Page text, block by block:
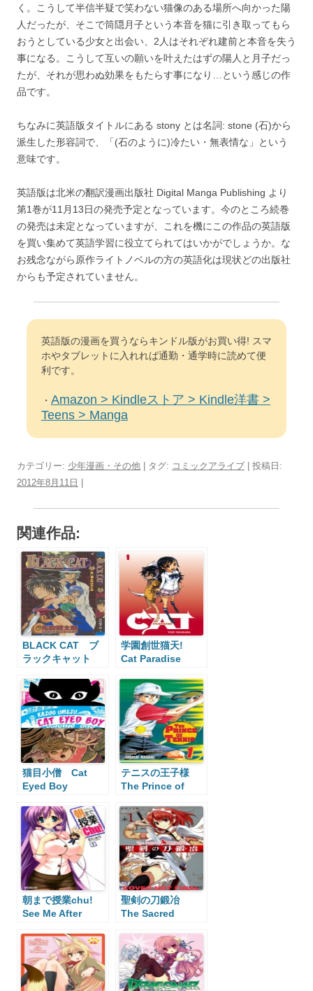
く。こうして半信半疑で笑わない猫像のある場所へ向かった陽
人だったが、そこで筒隠月子という本音を猫に引き取ってもら
おうとしている少女と出会い、2人はそれぞれ建前と本音を失う
事になる。こうして互いの願いを叶えたはずの陽人と月子だっ
たが、それが思わぬ効果をもたらす事になり…という感じの作
品です。
ちなみに英語版タイトルにある stony とは名詞: stone (石)から
派生した形容詞で、「(石のように)冷たい・無表情な」という
意味です。
英語版は北米の翻訳漫画出版社 Digital Manga Publishing より
第1巻が11月13日の発売予定となっています。今のところ続巻
の発売は未定となっていますが、これを機にこの作品の英語版
を買い集めて英語学習に役立てられてはいかがでしょうか。な
お残念ながら原作ライトノベルの方の英語化は現状どの出版社
からも予定されていません。
英語版の漫画を買うならキンドル版がお買い得! スマ
ホやタブレットに入れれば通勤・通学時に読めて便
利です。
・ Amazon > Kindleストア > Kindle洋書 >
Teens > Manga
カテゴリー: 少年漫画・その他 | タグ: コミックアライブ | 投稿日:
2012年8月11日
関連作品:
BLACK CAT ブ
ラックキャット
学園創世猫天!
Cat Paradise
猫目小僧 Cat
Eyed Boy
テニスの王子様
The Prince of
朝まで授業chu!
See Me After
聖剣の刀鍛冶
The Sacred